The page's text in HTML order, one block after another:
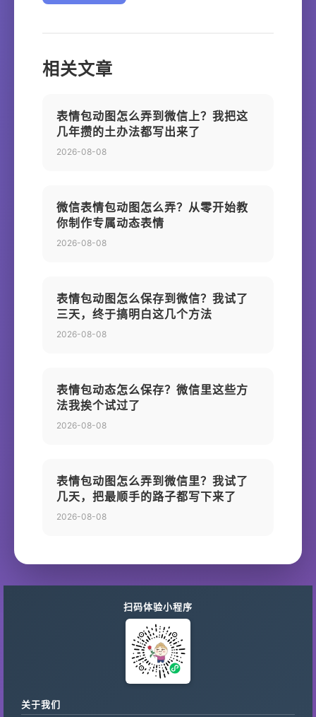
相关文章
表情包动图怎么弄到微信上？我把这
几年攒的土办法都写出来了
2026-08-08
微信表情包动图怎么弄？从零开始教
你制作专属动态表情
2026-08-08
表情包动图怎么保存到微信？我试了
三天，终于搞明白这几个方法
2026-08-08
表情包动态怎么保存？微信里这些方
法我挨个试过了
2026-08-08
表情包动图怎么弄到微信里？我试了
几天，把最顺手的路子都写下来了
2026-08-08
扫码体验小程序
关于我们